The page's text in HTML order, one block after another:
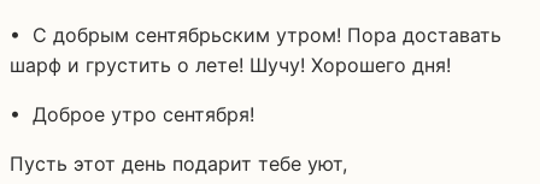
• С добрым сентябрьским утром! Пора доставать
шарф и грустить о лете! Шучу! Хорошего дня!
• Доброе утро сентября!
Пусть этот день подарит тебе уют,